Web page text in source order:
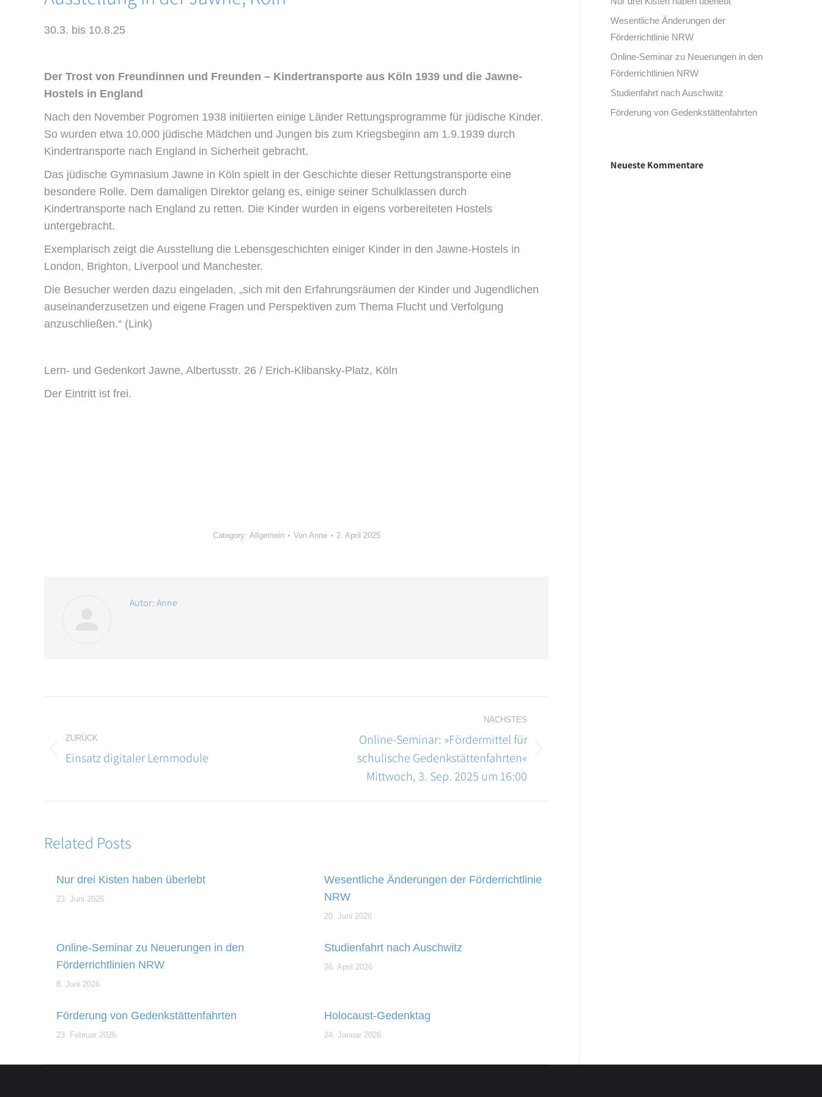
30.3. bis 10.8.25
Der Trost von Freundinnen und Freunden – Kindertransporte aus Köln 1939 und die Jawne-
Hostels in England
Nach den November Pogromen 1938 initiierten einige Länder Rettungsprogramme für jüdische Kinder.
So wurden etwa 10.000 jüdische Mädchen und Jungen bis zum Kriegsbeginn am 1.9.1939 durch
Kindertransporte nach England in Sicherheit gebracht.
Das jüdische Gymnasium Jawne in Köln spielt in der Geschichte dieser Rettungstransporte eine
besondere Rolle. Dem damaligen Direktor gelang es, einige seiner Schulklassen durch
Kindertransporte nach England zu retten. Die Kinder wurden in eigens vorbereiteten Hostels
untergebracht.
Exemplarisch zeigt die Ausstellung die Lebensgeschichten einiger Kinder in den Jawne-Hostels in
London, Brighton, Liverpool und Manchester.
Die Besucher werden dazu eingeladen, „sich mit den Erfahrungsräumen der Kinder und Jugendlichen
auseinanderzusetzen und eigene Fragen und Perspektiven zum Thema Flucht und Verfolgung
anzuschließen.“ (Link)
Lern- und Gedenkort Jawne, Albertusstr. 26 / Erich-Klibansky-Platz, Köln
Der Eintritt ist frei.
Category: Allgemein Von Anne 2. April 2025
Autor:Anne
ZURÜCK
Vorheriger
Einsatz digitaler Lernmodule
NÄCHSTES
Nächster
Online-Seminar: »Fördermittel für
schulische Gedenkstättenfahrten«
Mittwoch, 3. Sep. 2025 um 16:00
Related Posts
Nur drei Kisten haben überlebt
23. Juni 2026
Wesentliche Änderungen der Förderrichtlinie
NRW
20. Juni 2026
Online-Seminar zu Neuerungen in den
Förderrichtlinien NRW
8. Juni 2026
Studienfahrt nach Auschwitz
26. April 2026
Förderung von Gedenkstättenfahrten
23. Februar 2026
Holocaust-Gedenktag
24. Januar 2026
Wesentliche Änderungen der
Förderrichtlinie NRW
Online-Seminar zu Neuerungen in den
Förderrichtlinien NRW
Studienfahrt nach Auschwitz
Förderung von Gedenkstättenfahrten
Neueste Kommentare